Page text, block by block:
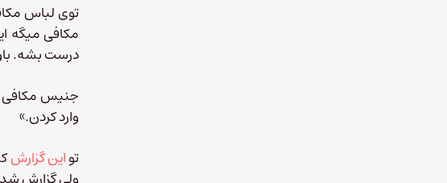
توی لباس
مکافی میگه
درست بشه.
جنیس مکافی
وارد کردن.»
تواین گزارش